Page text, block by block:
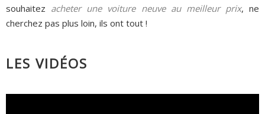
souhaitez acheter une voiture neuve au meilleur prix, ne
cherchez pas plus loin, ils ont tout !
LES VIDÉOS